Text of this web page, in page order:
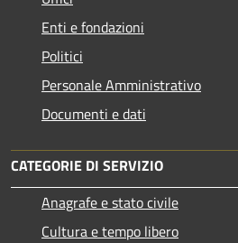
Enti e fondazioni
Politici
Personale Amministrativo
Documenti e dati
CATEGORIE DI SERVIZIO
Anagrafe e stato civile
Cultura e tempo libero